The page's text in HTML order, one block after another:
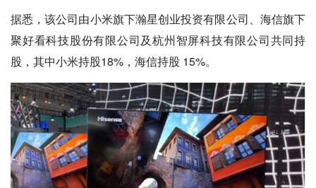
据悉，该公司由小米旗下瀚星创业投资有限公司、海信旗下
聚好看科技股份有限公司及杭州智屏科技有限公司共同持
股，其中小米持股18%，海信持股 15%。